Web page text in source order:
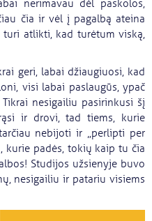
nerimavau dėl paskolos,
čia ir vėl į pagalbą ateina
atlikti, kad turėtum viską,
geri, labai džiaugiuosi, kad
visi labai paslaugūs, ypač
nesigailiu pasirinkusi šį
ir drovi, tad tiems, kurie
nebijoti ir „perlipti per
kurie padės, tokių kaip tu čia
Studijos užsienyje buvo
nesigailiu ir patariu visiems